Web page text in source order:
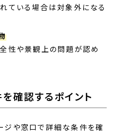
ている場合は対象外になる
性や景観上の問題が認め
確認するポイント
ジや窓口で詳細な条件を確